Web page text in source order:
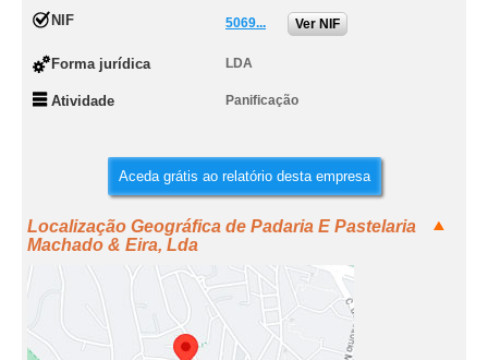
NIF 5069... Ver NIF
Forma jurídica LDA
Atividade Panificação
Aceda grátis ao relatório desta empresa
Localização Geográfica de Padaria E Pastelaria
Machado & Eira, Lda